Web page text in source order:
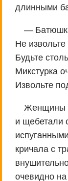
длинными
—
Не
Будьте
Микстурка
Извольте
Женщины
и щебетали
кричала с
очевидно